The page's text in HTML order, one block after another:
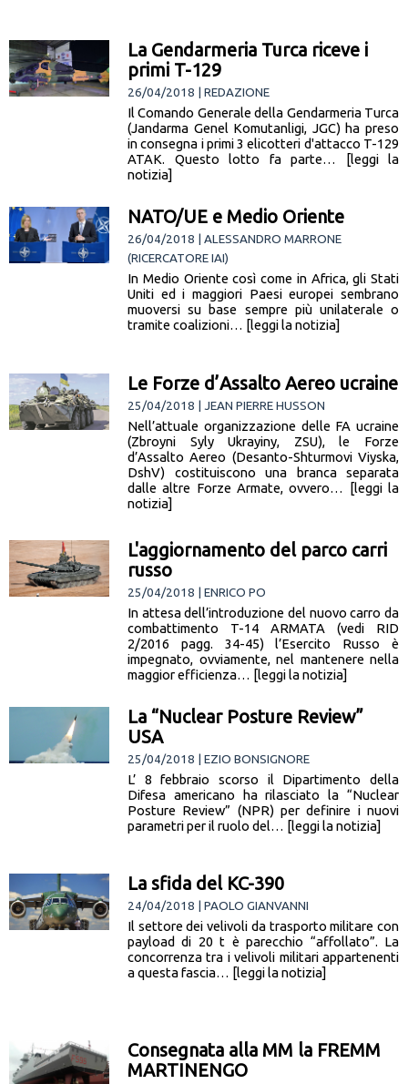
La Gendarmeria Turca riceve i
primi T-129
26/04/2018 | REDAZIONE
Il Comando Generale della Gendarmeria Turca
(Jandarma Genel Komutanligi, JGC) ha preso
in consegna i primi 3 elicotteri d'attacco T-129
ATAK. Questo lotto fa parte… [leggi la
notizia]
NATO/UE e Medio Oriente
26/04/2018 | ALESSANDRO MARRONE
(RICERCATORE IAI)
In Medio Oriente così come in Africa, gli Stati
Uniti ed i maggiori Paesi europei sembrano
muoversi su base sempre più unilaterale o
tramite coalizioni… [leggi la notizia]
Le Forze d’Assalto Aereo ucraine
25/04/2018 | JEAN PIERRE HUSSON
Nell’attuale organizzazione delle FA ucraine
(Zbroyni Syly Ukrayiny, ZSU), le Forze
d’Assalto Aereo (Desanto-Shturmovi Viyska,
DshV) costituiscono una branca separata
dalle altre Forze Armate, ovvero… [leggi la
notizia]
L'aggiornamento del parco carri
russo
25/04/2018 | ENRICO PO
In attesa dell’introduzione del nuovo carro da
combattimento T-14 ARMATA (vedi RID
2/2016 pagg. 34-45) l’Esercito Russo è
impegnato, ovviamente, nel mantenere nella
maggior efficienza… [leggi la notizia]
La “Nuclear Posture Review”
USA
25/04/2018 | EZIO BONSIGNORE
L’ 8 febbraio scorso il Dipartimento della
Difesa americano ha rilasciato la “Nuclear
Posture Review” (NPR) per definire i nuovi
parametri per il ruolo del… [leggi la notizia]
La sfida del KC-390
24/04/2018 | PAOLO GIANVANNI
Il settore dei velivoli da trasporto militare con
payload di 20 t è parecchio “affollato”. La
concorrenza tra i velivoli militari appartenenti
a questa fascia… [leggi la notizia]
Consegnata alla MM la FREMM
MARTINENGO